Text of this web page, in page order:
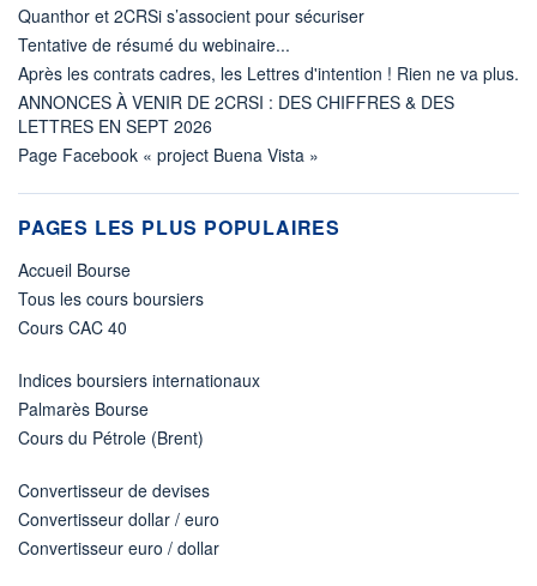
Quanthor et 2CRSi s’associent pour sécuriser
Tentative de résumé du webinaire...
Après les contrats cadres, les Lettres d'intention ! Rien ne va plus.
ANNONCES À VENIR DE 2CRSI : DES CHIFFRES & DES
LETTRES EN SEPT 2026
Page Facebook « project Buena Vista »
PAGES LES PLUS POPULAIRES
Accueil Bourse
Tous les cours boursiers
Cours CAC 40
Indices boursiers internationaux
Palmarès Bourse
Cours du Pétrole (Brent)
Convertisseur de devises
Convertisseur dollar / euro
Convertisseur euro / dollar